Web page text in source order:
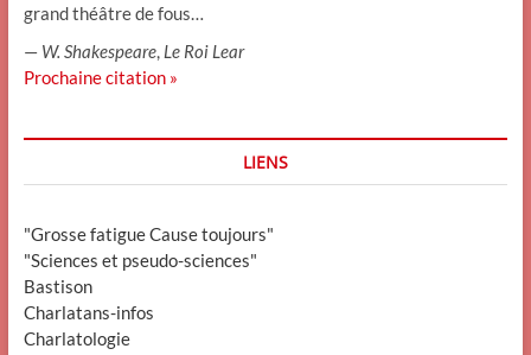
grand théâtre de fous…
— W. Shakespeare, Le Roi Lear
Prochaine citation »
LIENS
"Grosse fatigue Cause toujours"
"Sciences et pseudo-sciences"
Bastison
Charlatans-infos
Charlatologie